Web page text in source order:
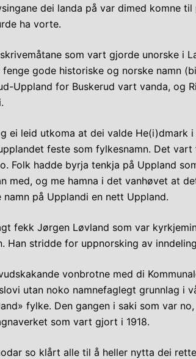
dei landa på var dimed komne
ha vorte.
som vart gjorde unorske i
fenge gode historiske og norske namn
Uppland for Buskerud vart vanda, og
ei leid utkoma at dei valde He(i)dmark
feste som fylkesnamn. Det
Folk hadde byrja tenkja på Uppland
med, og me hamna i det vanhøvet at
namn på Upplandi en nett Uppland.
fekk Jørgen Løvland som var
Han stridde for uppnorsking av
vonbrotne med di
utan noko namnefaglegt grunnlag i
fylke. Den gangen i saki som var
som vart gjort i 1918.
so klårt alle til å heller nytta dei